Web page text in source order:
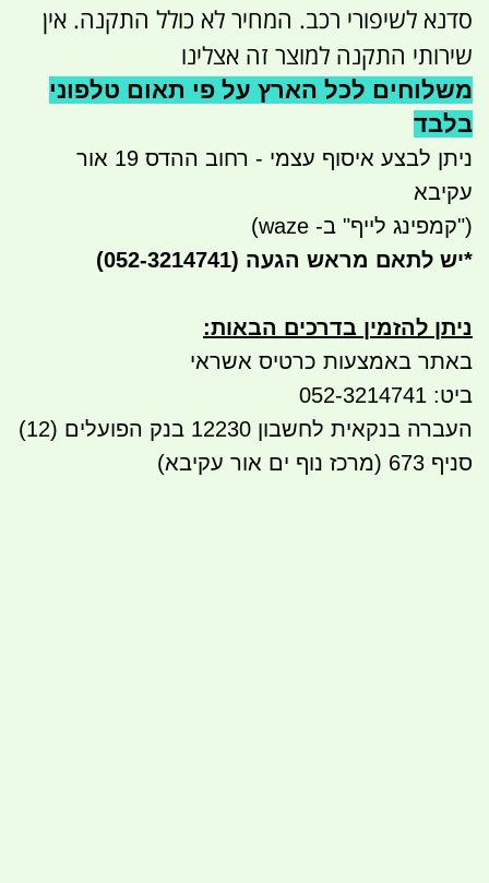
סדנא לשיפורי רכב. המחיר לא כולל התקנה. אין
שירותי התקנה למוצר זה אצלינו
משלוחים לכל הארץ על פי תאום טלפוני
בלבד
ניתן לבצע איסוף עצמי - רחוב ההדס 19 אור
עקיבא
("קמפינג לייף" ב- waze)
*יש לתאם מראש הגעה (052-3214741)
ניתן להזמין בדרכים הבאות:
באתר באמצעות כרטיס אשראי
ביט: 052-3214741
העברה בנקאית לחשבון 12230 בנק הפועלים (12)
סניף 673 (מרכז נוף ים אור עקיבא)